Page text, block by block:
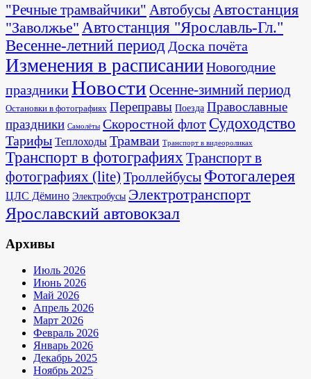
"Речные трамвайчики" АвтобусыАвтостанция
"Заволжье" Автостанция "Ярославль-Гл."
Весенне-летний период Доска почёта
Изменения в расписанииНовогодние
праздникиНовости Осенне-зимний период
Остановки в фотографиях Переправы Поезда Православные
праздники Самолёты Скоростной флот Судоходство
Тарифы Теплоходы Трамваи Транспорт в видеороликах
Транспорт в фотографияхТранспорт в
фотографиях (lite) Троллейбусы Фотогалерея
ЦЛС Дёмино Электробусы Электротранспорт
Ярославский автовокзал
Архивы
Июль 2026
Июнь 2026
Май 2026
Апрель 2026
Март 2026
Февраль 2026
Январь 2026
Декабрь 2025
Ноябрь 2025